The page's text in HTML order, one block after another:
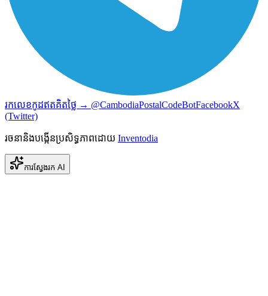
រកលេខកូដឥតគិតថ្លៃ → @CambodiaPostalCodeBotFacebookX
(Twitter)
រចនានិងបង្កើនប្រសិទ្ធភាពដោយ Inventodia
ការស្វែងរក AI